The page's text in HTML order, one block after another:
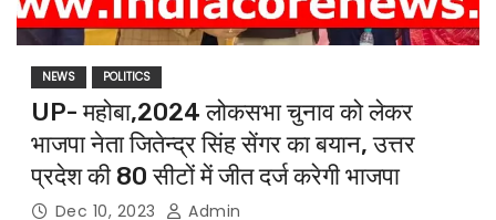
NEWS POLITICS
UP- महोबा,2024 लोकसभा चुनाव को लेकर
भाजपा नेता जितेन्द्र सिंह सेंगर का बयान, उत्तर
प्रदेश की 80 सीटों में जीत दर्ज करेगी भाजपा
Dec 10, 2023 Admin